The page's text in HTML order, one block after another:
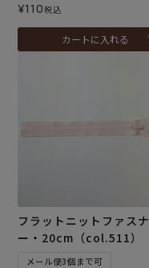
¥110税込
カートに入れる
フラットニットファスナ
ー・20cm（col.511）
メール便3個まで可